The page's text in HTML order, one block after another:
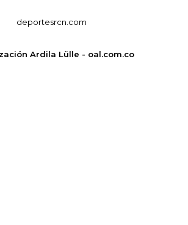
deportesrcn.com
Ardila Lülle - oal.com.co